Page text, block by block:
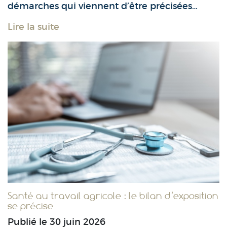
démarches qui viennent d’être précisées…
Lire la suite
Santé au travail agricole : le bilan d’exposition
se précise
Publié le 30 juin 2026